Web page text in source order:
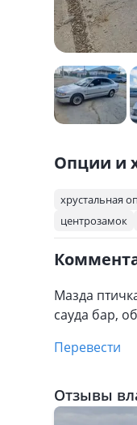
Опции и
хрустальная
центрозамок
Мазда
сауда бар,
Перевести
Отзывы